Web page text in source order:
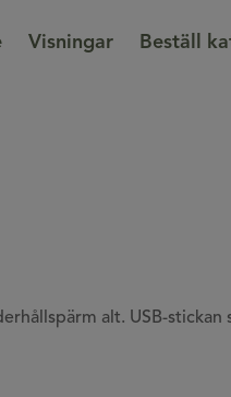
Visningar Beställ
alt. USB-stickan